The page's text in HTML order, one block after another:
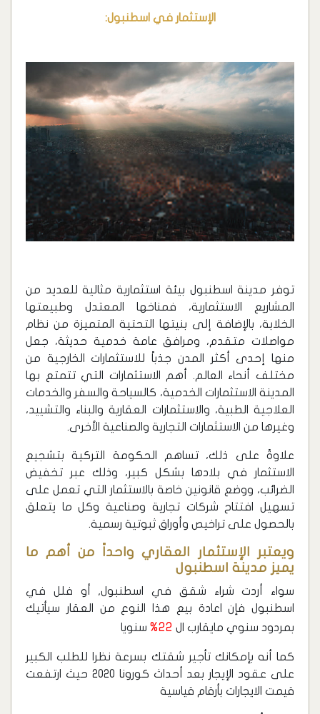
الإستثمار في اسطنبول:
توفر مدينة اسطنبول بيئة استثمارية مثالية للعديد من
المشاريع الاستثمارية، فمناخها المعتدل وطبيعتها
الخلابة، بالإضافة إلى بنيتها التحتية المتميزة من نظام
مواصلات متقدم، ومرافق عامة خدمية حديثة، جعل
منها إحدى أكثر المدن جذباً للاستثمارات الخارجية من
مختلف أنحاء العالم. أهم الاستثمارات التي تتمتع بها
المدينة الاستثمارات الخدمية، كالسياحة والسفر والخدمات
العلاجية الطبية، والاستثمارات العقارية والبناء والتشييد،
وغيرها من الاستثمارات التجارية والصناعية الأخرى.
علاوةً على ذلك، تساهم الحكومة التركية بتشجيع
الاستثمار في بلادها بشكل كبير، وذلك عبر تخفيض
الضرائب، ووضع قانونين خاصة بالاستثمار التي تعمل على
تسهيل افتتاح شركات تجارية وصناعية وكل ما يتعلق
بالحصول على تراخيص وأوراق ثبوتية رسمية.
ويعتبر الإستثمار العقاري واحداً من أهم ما
يميز مدينة اسطنبول
سواء أردت شراء شقق في اسطنبول, أو فلل في
اسطنبول فإن اعادة بيع هذا النوع من العقار سيأتيك
بمردود سنوي مايقارب ال 22% سنويا
كما أنه بإمكانك تأجير شقتك بسرعة نظرا للطلب الكبير
على عقود الإيجار بعد أحداث كورونا 2020 حيث ارتفعت
قيمت الايجارات بأرقام قياسية